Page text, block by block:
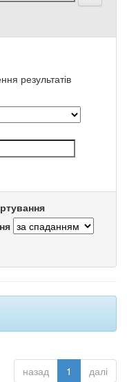
результатів
назад 1 далі